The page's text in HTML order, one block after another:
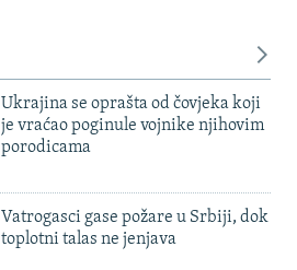
Ukrajina se oprašta od čovjeka koji
je vraćao poginule vojnike njihovim
porodicama
Vatrogasci gase požare u Srbiji, dok
toplotni talas ne jenjava